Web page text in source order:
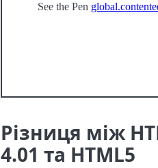
See the Pen
Різниця між
4.01 та HTML5